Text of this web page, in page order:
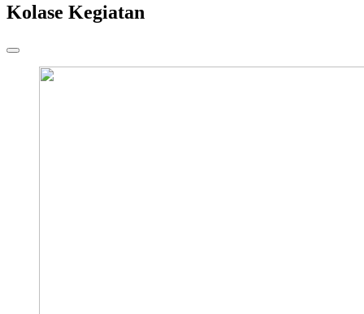
Kolase Kegiatan